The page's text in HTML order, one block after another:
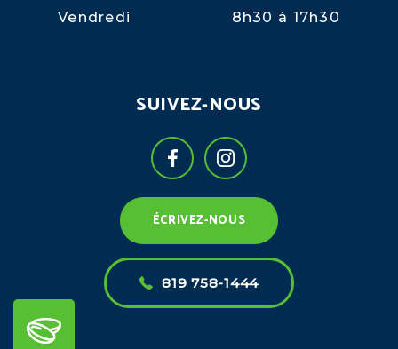
Vendredi
8h30 à 17h30
SUIVEZ-NOUS
ÉCRIVEZ-NOUS
819 758-1444